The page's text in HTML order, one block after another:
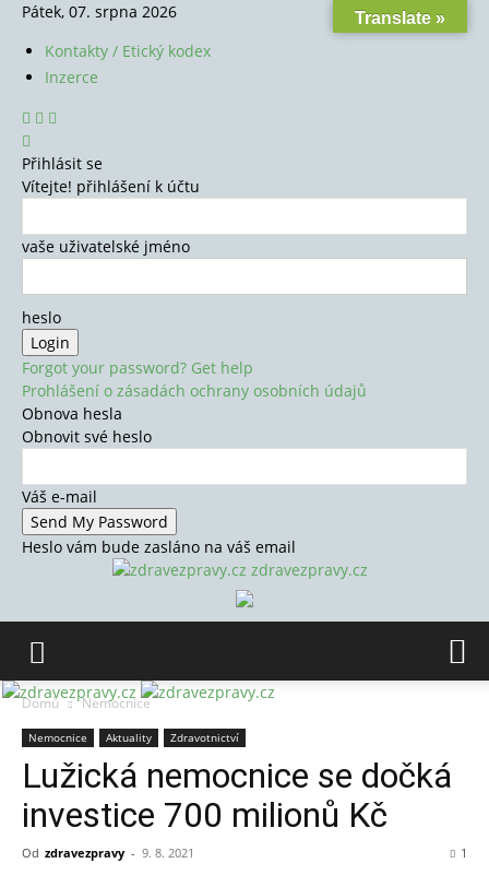
Pátek, 07. srpna 2026
Kontakty / Etický kodex
Inzerce
Přihlásit se
Vítejte! přihlášení k účtu
vaše uživatelské jméno
heslo
Forgot your password? Get help
Prohlášení o zásadách ochrany osobních údajů
Obnova hesla
Obnovit své heslo
Váš e-mail
Heslo vám bude zasláno na váš email
zdravezpravy.cz
Domů Nemocnice
Nemocnice Aktuality Zdravotnictví
Lužická nemocnice se dočká
investice 700 milionů Kč
Od zdravezpravy - 9. 8. 2021 1
Translate »